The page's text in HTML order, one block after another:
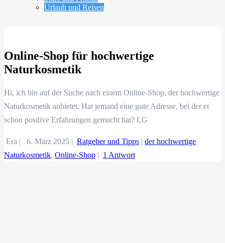
Urlaub und Reisen
Online-Shop für hochwertige
Naturkosmetik
Hi, ich bin auf der Suche nach einem Online-Shop, der hochwertige
Naturkosmetik anbietet. Hat jemand eine gute Adresse, bei der er
schon positive Erfahrungen gemacht hat? LG
Era | 6. März 2025 | Ratgeber und Tipps | der hochwertige
Naturkosmetik, Online-Shop | 1 Antwort